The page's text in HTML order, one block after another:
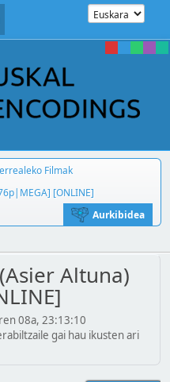
Filmak
[ONLINE]
Aurkibidea
Altuna)
08a, 23:13:10
gai hau ikusten ari